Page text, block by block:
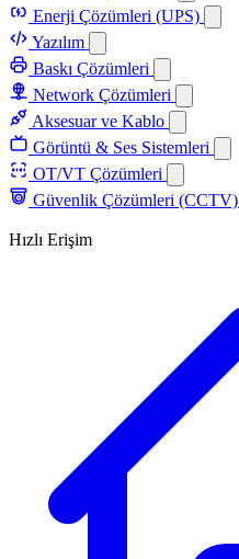
Enerji Çözümleri (UPS)
Yazılım
Baskı Çözümleri
Network Çözümleri
Aksesuar ve Kablo
Görüntü & Ses Sistemleri
OT/VT Çözümleri
Güvenlik Çözümleri (CCTV)
Hızlı Erişim